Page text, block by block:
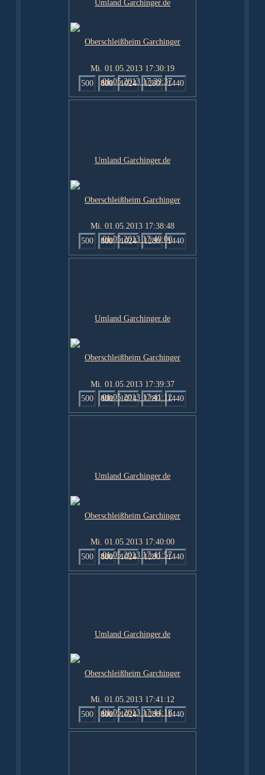
Mi. 01.05.2013 17:30:19
500
800 1024 1280 1440
Mi. 01.05.2013 17:38:48
500
800 1024 1280 1440
Mi. 01.05.2013 17:39:37
500
800 1024 1280 1440
Mi. 01.05.2013 17:40:00
500
800 1024 1280 1440
Mi. 01.05.2013 17:41:12
500
800 1024 1280 1440